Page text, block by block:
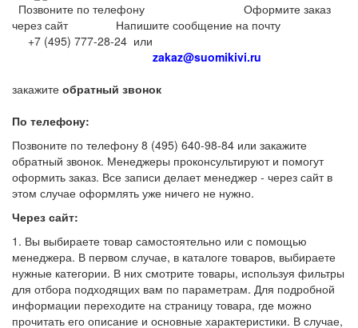
Позвоните по телефону Оформите заказ
через сайт Напишите сообщение на почту
+7 (495) 777-28-24 или
zakaz@suomikivi.ru
закажите обратный звонок
По телефону:
Позвоните по телефону 8 (495) 640-98-84 или закажите
обратный звонок. Менеджеры проконсультируют и помогут
оформить заказ. Все записи делает менеджер - через сайт в
этом случае оформлять уже ничего не нужно.
Через сайт:
1. Вы выбираете товар самостоятельно или с помощью
менеджера. В первом случае, в каталоге товаров, выбираете
нужные категории. В них смотрите товары, используя фильтры
для отбора подходящих вам по параметрам. Для подробной
информации переходите на страницу товара, где можно
прочитать его описание и основные характеристики. В случае,